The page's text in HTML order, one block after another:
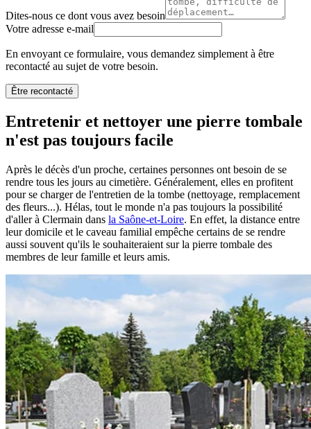
Dites-nous ce dont vous avez besoin
Votre adresse e-mail
En envoyant ce formulaire, vous demandez simplement à être
recontacté au sujet de votre besoin.
Être recontacté
Entretenir et nettoyer une pierre tombale
n'est pas toujours facile
Après le décès d'un proche, certaines personnes ont besoin de se
rendre tous les jours au cimetière. Généralement, elles en profitent
pour se charger de l'entretien de la tombe (nettoyage, remplacement
des fleurs...). Hélas, tout le monde n'a pas toujours la possibilité
d'aller à Clermain dans la Saône-et-Loire. En effet, la distance entre
leur domicile et le caveau familial empêche certains de se rendre
aussi souvent qu'ils le souhaiteraient sur la pierre tombale des
membres de leur famille et leurs amis.